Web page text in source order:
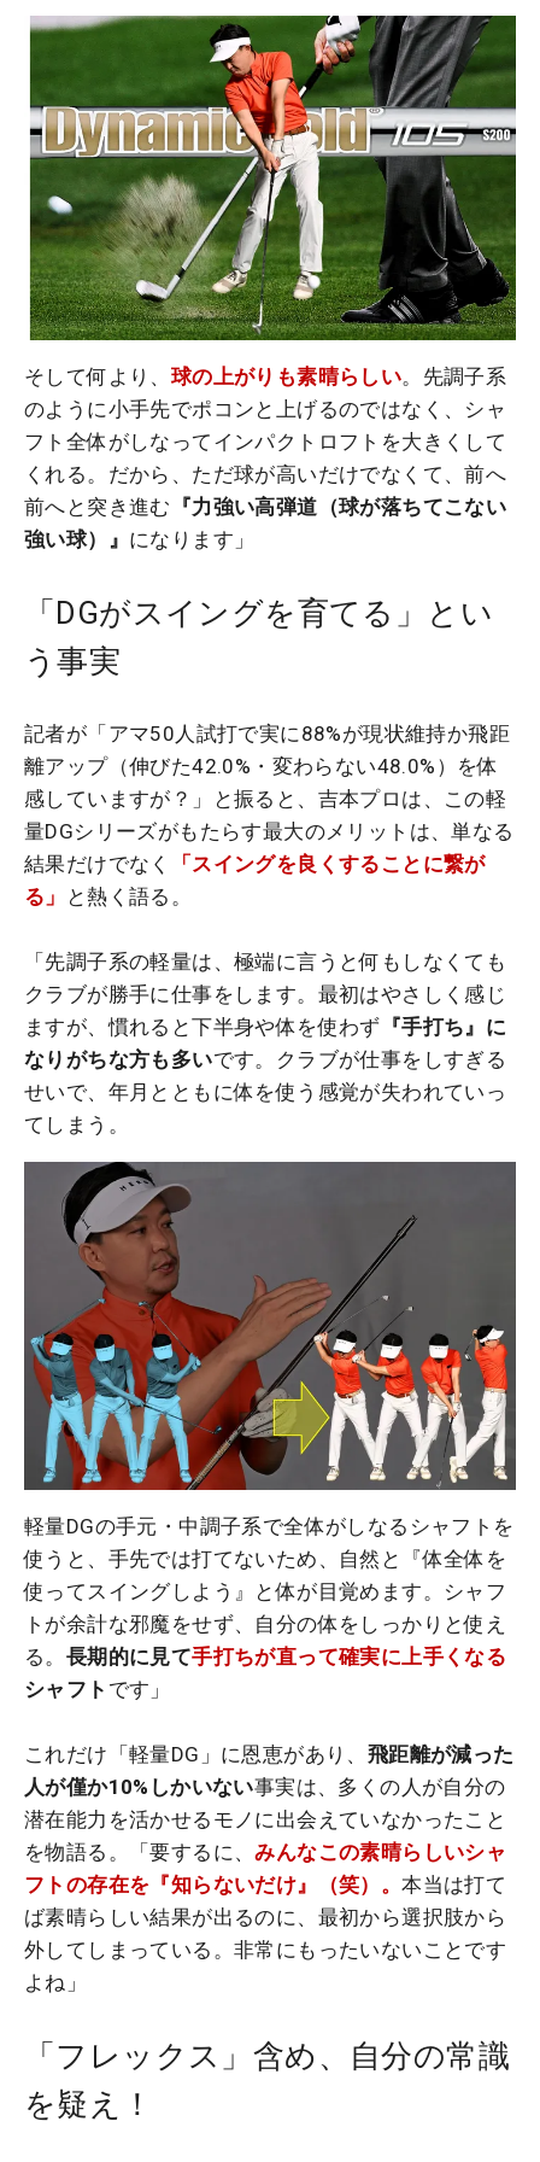
そして何より、 球の上がりも素晴らしい。先調子系
のように小手先でポコンと上げるのではなく、シャ
フト全体がしなってインパクトロフトを大きくして
くれる。だから、ただ球が高いだけでなくて、前へ
前へと突き進む 『力強い高弾道（球が落ちてこない
強い球）』 になります」
「DGがスイングを育てる」とい
う事実
記者が「アマ50人試打で実に88%が現状維持か飛距
離アップ（伸びた42.0%・変わらない48.0%）を体
感していますが？」と振ると、吉本プロは、この軽
量DGシリーズがもたらす最大のメリットは、単なる
結果だけでなく
「スイングを良くすることに繋が
る」
と熱く語る。
「先調子系の軽量は、極端に言うと何もしなくても
クラブが勝手に仕事をします。最初はやさしく感じ
ますが、慣れると下半身や体を使わず 『手打ち』に
なりがちな方も多いです。クラブが仕事をしすぎる
せいで、年月とともに体を使う感覚が失われていっ
てしまう。
軽量DGの手元・中調子系で全体がしなるシャフトを
使うと、手先では打てないため、自然と『体全体を
使ってスイングしよう』と体が目覚めます。シャフ
トが余計な邪魔をせず、自分の体をしっかりと使え
る。 長期的に見て手打ちが直って確実に上手くなる
シャフト です」
これだけ「軽量DG」に恩恵があり、 飛距離が減った
人が僅か10%しかいない事実は、多くの人が自分の
潜在能力を活かせるモノに出会えていなかったこと
を物語る。「要するに、みんなこの素晴らしいシャ
フトの存在を『知らないだけ』（笑）。本当は打て
ば素晴らしい結果が出るのに、最初から選択肢から
外してしまっている。非常にもったいないことです
よね」
「フレックス」含め、自分の常識
を疑え！